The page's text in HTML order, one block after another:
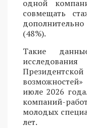
одной
совмещать
(48%).
Такие
июле 2026
компаний-
молодых
лет.